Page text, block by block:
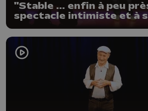
"Stable ... enfin à peu
spectacle intimiste et à